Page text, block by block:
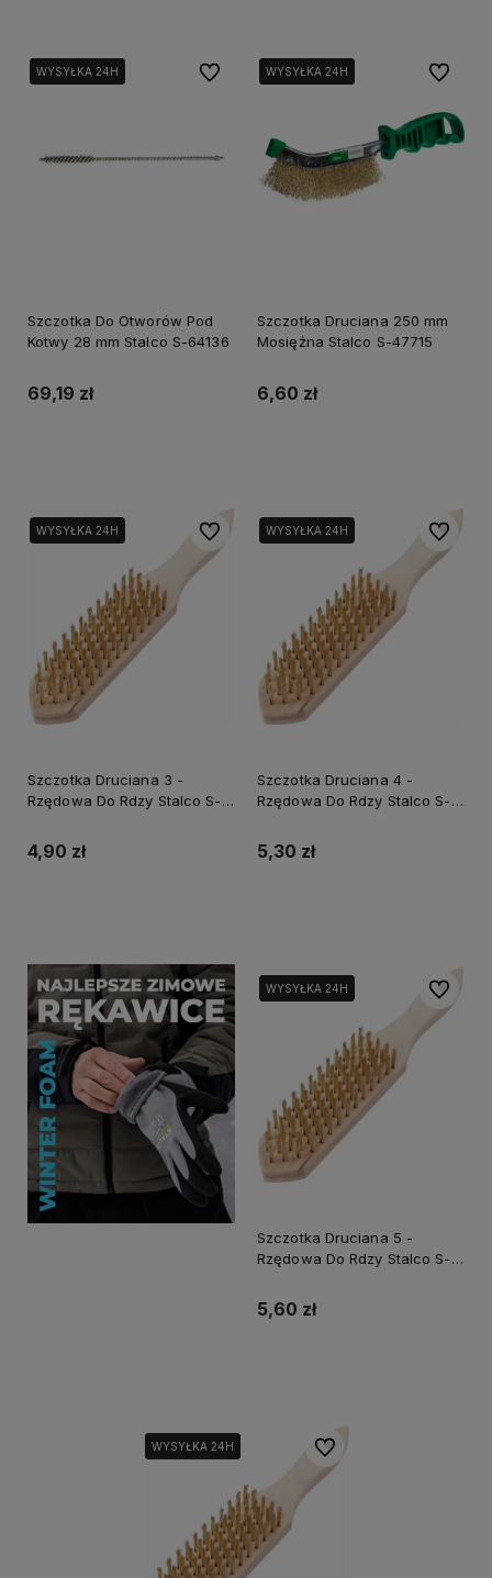
WYSYŁKA 24H
WYSYŁKA 24H
Szczotka Do Otworów Pod
Kotwy 28 mm Stalco S-64136
69,19 zł
Do ulubionychWYSYŁKA 24H
WYSYŁKA 24H
Szczotka Druciana 250 mm
Mosiężna Stalco S-47715
6,60 zł
Do
WYSYŁKA 24H
Szczotka Druciana 3 -
Rzędowa Do Rdzy Stalco S-
4,90 zł
Do ulubionychWYSYŁKA 24H
Szczotka Druciana 4 -
Rzędowa Do Rdzy Stalco S-
5,30 zł
Do
WYSYŁKA 24H
WYSYŁKA 24H
Szczotka Druciana 5 -
Rzędowa Do Rdzy Stalco S-
5,60 zł
Do
WYSYŁKA 24H
WYSYŁKA 24H Do ulubionych